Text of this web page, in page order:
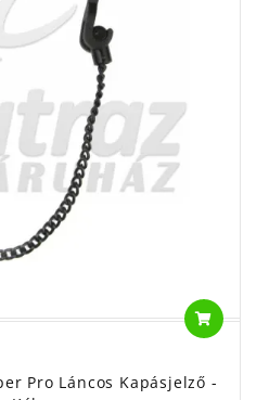
Pro Láncos Kapásjelző -